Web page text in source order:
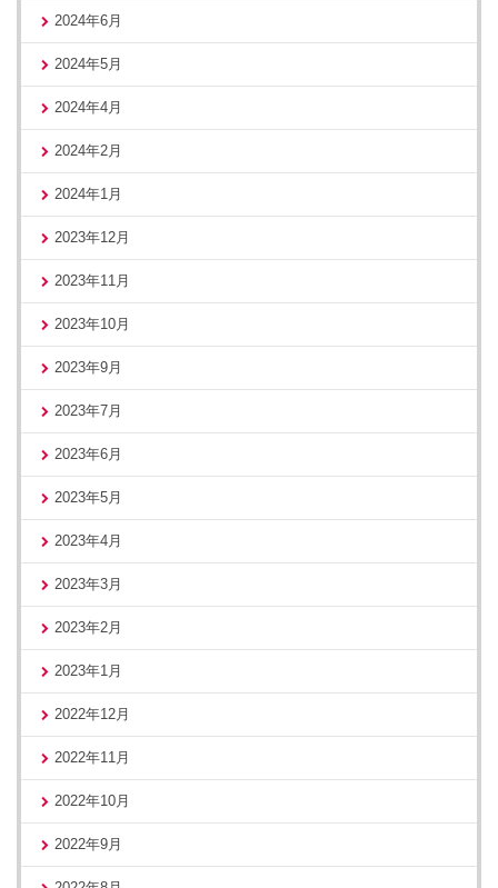
2024年6月
2024年5月
2024年4月
2024年2月
2024年1月
2023年12月
2023年11月
2023年10月
2023年9月
2023年7月
2023年6月
2023年5月
2023年4月
2023年3月
2023年2月
2023年1月
2022年12月
2022年11月
2022年10月
2022年9月